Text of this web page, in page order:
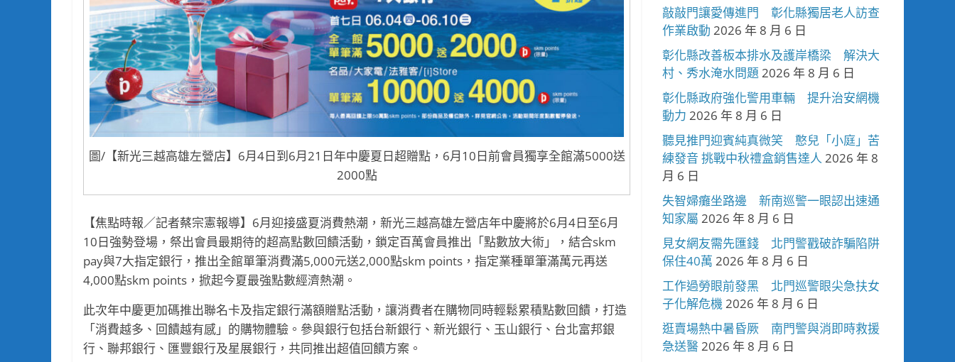
圖/【新光三越高雄左營店】6月4日到6月21日年中慶夏日超贈點，6月10日前會員獨享全館滿5000送
2000點
【焦點時報／記者蔡宗憲報導】6月迎接盛夏消費熱潮，新光三越高雄左營店年中慶將於6月4日至6月
10日強勢登場，祭出會員最期待的超高點數回饋活動，鎖定百萬會員推出「點數放大術」，結合skm
pay與7大指定銀行，推出全館單筆消費滿5,000元送2,000點skm points，指定業種單筆滿萬元再送
4,000點skm points，掀起今夏最強點數經濟熱潮。
此次年中慶更加碼推出聯名卡及指定銀行滿額贈點活動，讓消費者在購物同時輕鬆累積點數回饋，打造
「消費越多、回饋越有感」的購物體驗。參與銀行包括台新銀行、新光銀行、玉山銀行、台北富邦銀
行、聯邦銀行、匯豐銀行及星展銀行，共同推出超值回饋方案。
敲敲門讓愛傳進門 彰化縣獨居老人訪查
作業啟動 2026 年 8 月 6 日
彰化縣改善板本排水及護岸橋梁 解決大
村、秀水淹水問題 2026 年 8 月 6 日
彰化縣政府強化警用車輛 提升治安網機
動力 2026 年 8 月 6 日
聽見推門迎賓純真微笑 憨兒「小庭」苦
練發音 挑戰中秋禮盒銷售達人 2026 年 8
月 6 日
失智婦癱坐路邊 新南巡警一眼認出速通
知家屬 2026 年 8 月 6 日
見女網友需先匯錢 北門警戳破詐騙陷阱
保住40萬 2026 年 8 月 6 日
工作過勞眼前發黑 北門巡警眼尖急扶女
子化解危機2026 年 8 月 6 日
逛賣場熱中暑昏厥 南門警與消即時救援
急送醫2026 年 8 月 6 日